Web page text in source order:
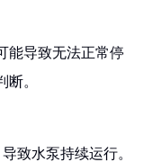
能导致无法正常停
。
致水泵持续运行。